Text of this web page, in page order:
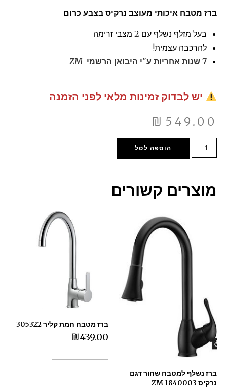
ברז מטבח איכותי מעוצב נרקיס בצבע כרום
בעל מזלף נשלף עם 2 מצבי זרימה
להרכבה עצמית!
7 שנות אחריות ע"י היבואן הרשמי
יש לבדוק זמינות מלאי לפני הזמנה
₪ 549.00
הוספה לסל
מוצרים קשורים
ברז נשלף למטבח שחור דגם
נרקיס 1840003 ZM
ברז מטבח חמת קליר 305322
₪439.00